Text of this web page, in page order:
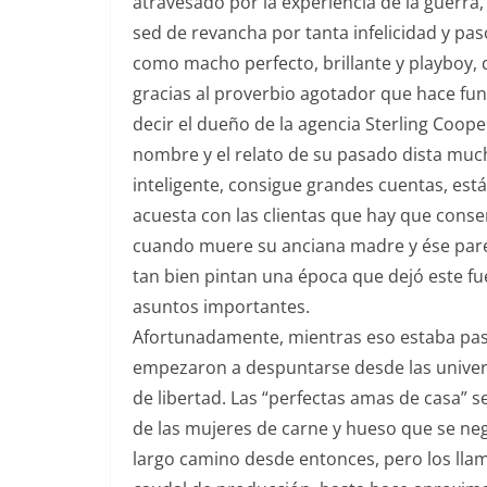
sed de revancha por tanta infelicidad y
como macho perfecto, brillante y
gracias al proverbio agotador que hace
decir el dueño de la agencia Sterling
nombre y el relato de su pasado dista
inteligente, consigue grandes cuentas,
acuesta con las clientas que hay que
cuando muere su anciana madre y ése
tan bien pintan una época que dejó este
asuntos importantes.
Afortunadamente, mientras eso estaba
empezaron a despuntarse desde las
de libertad. Las “perfectas amas de
de las mujeres de carne y hueso que se
largo camino desde entonces, pero los